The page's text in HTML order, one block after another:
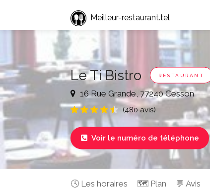
Meilleur-restaurant.tel
Le Ti Bistro RESTAURANT
16 Rue Grande, 77240 Cesson
(480 avis)
 Voir le numéro de téléphone
🕓 Les horaires 🗺️ Plan 💬 Avis